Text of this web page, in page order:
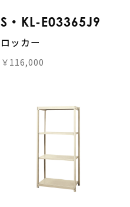
S・KL-E03365J9
ロッカー
￥116,000